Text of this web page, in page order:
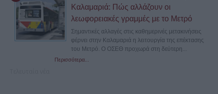
Καλαμαριά: Πώς αλλάζουν οι
λεωφορειακές γραμμές με το Μετρό
Σημαντικές αλλαγές στις καθημερινές μετακινήσεις
φέρνει στην Καλαμαριά η λειτουργία της επέκτασης
του Μετρό. Ο ΟΣΕΘ προχωρά στη δεύτερη...
Περισσότερα...